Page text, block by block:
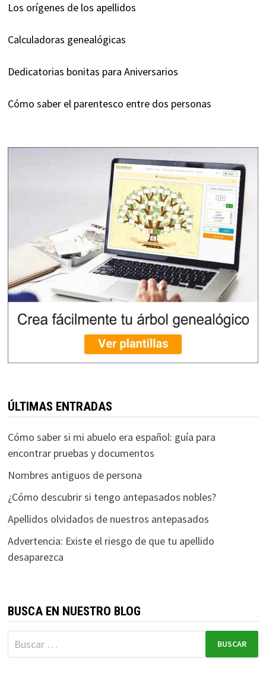
Los orígenes de los apellidos
Calculadoras genealógicas
Dedicatorias bonitas para Aniversarios
Cómo saber el parentesco entre dos personas
ÚLTIMAS ENTRADAS
Cómo saber si mi abuelo era español: guía para
encontrar pruebas y documentos
Nombres antiguos de persona
¿Cómo descubrir si tengo antepasados nobles?
Apellidos olvidados de nuestros antepasados
Advertencia: Existe el riesgo de que tu apellido
desaparezca
BUSCA EN NUESTRO BLOG